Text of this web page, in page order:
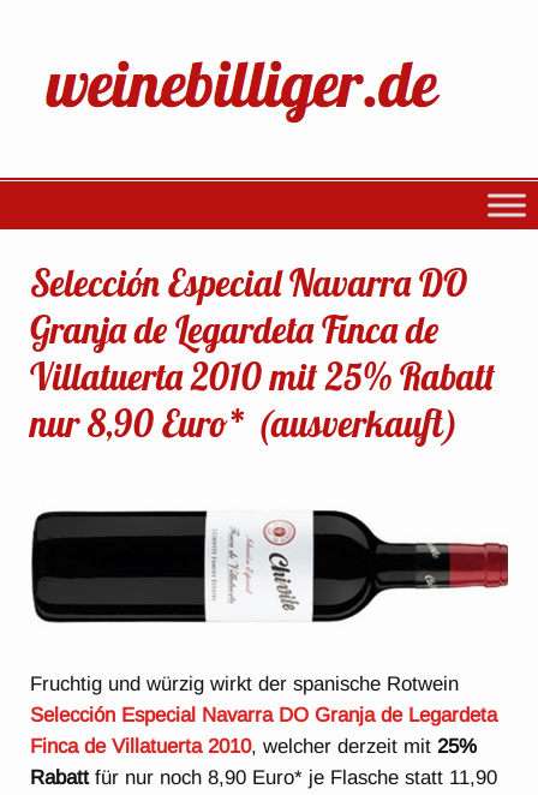
Selección Especial Navarra DO
Granja de Legardeta Finca de
Villatuerta 2010 mit 25% Rabatt
nur 8,90 Euro* (ausverkauft)
Fruchtig und würzig wirkt der spanische Rotwein
Selección Especial Navarra DO Granja de Legardeta
Finca de Villatuerta 2010, welcher derzeit mit 25%
Rabattfür nur noch 8,90 Euro* je Flasche statt 11,90